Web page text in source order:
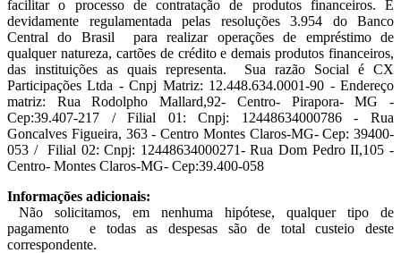
facilitar o processo de contratação de produtos financeiros. É
devidamente regulamentada pelas resoluções 3.954 do Banco
Central do Brasil para realizar operações de empréstimo de
qualquer natureza, cartões de crédito e demais produtos financeiros,
das instituições as quais representa. Sua razão Social é CX
Participações Ltda - Cnpj Matriz: 12.448.634.0001-90 - Endereço
matriz: Rua Rodolpho Mallard,92- Centro- Pirapora- MG -
Cep:39.407-217 / Filial 01: Cnpj: 12448634000786 - Rua
Goncalves Figueira, 363 - Centro Montes Claros-MG- Cep: 39400-
053 / Filial 02: Cnpj: 12448634000271- Rua Dom Pedro II,105 -
Centro- Montes Claros-MG- Cep:39.400-058
Informações adicionais:
Não solicitamos, em nenhuma hipótese, qualquer tipo de
pagamento e todas as despesas são de total custeio deste
correspondente.